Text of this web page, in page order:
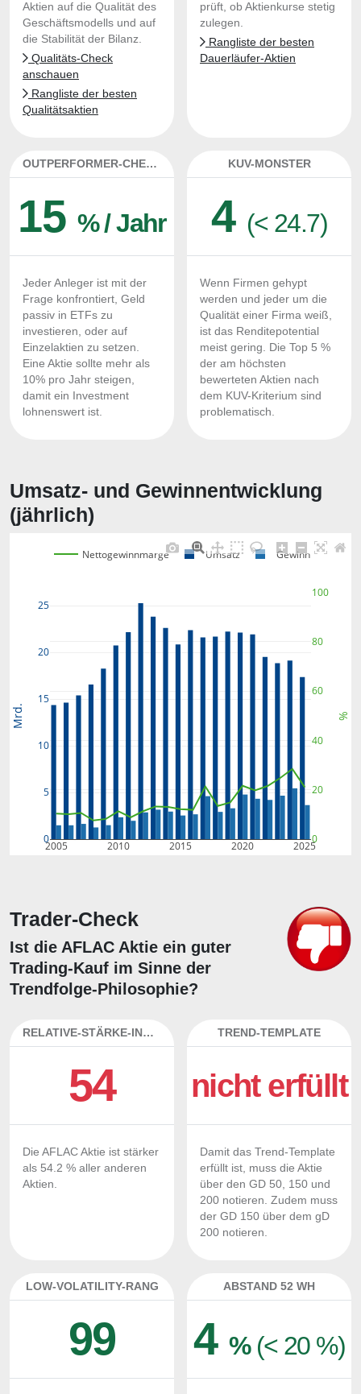
Aktien auf die Qualität des
Geschäftsmodells und auf
die Stabilität der Bilanz.
Qualitäts-Check
anschauen
Rangliste der besten
Qualitätsaktien
prüft, ob Aktienkurse stetig
zulegen.
Rangliste der besten
Dauerläufer-Aktien
OUTPERFORMER-CHECK
15 % / Jahr
Jeder Anleger ist mit der
Frage konfrontiert, Geld
passiv in ETFs zu
investieren, oder auf
Einzelaktien zu setzen.
Eine Aktie sollte mehr als
10% pro Jahr steigen,
damit ein Investment
lohnenswert ist.
KUV-MONSTER
4 (< 24.7)
Wenn Firmen gehypt
werden und jeder um die
Qualität einer Firma weiß,
ist das Renditepotential
meist gering. Die Top 5 %
der am höchsten
bewerteten Aktien nach
dem KUV-Kriterium sind
problematisch.
Umsatz- und Gewinnentwicklung
(jährlich)
2005 2010 2015 2020 2025
0
5
10
15
20
25
0
20
40
60
80
100
Nettogewinnmarge Umsatz Gewinn
Mrd. %
Trader-Check
Ist die AFLAC Aktie ein guter
Trading-Kauf im Sinne der
Trendfolge-Philosophie?
RELATIVE-STÄRKE-INDEX
54
Die AFLAC Aktie ist stärker
als 54.2 % aller anderen
Aktien.
TREND-TEMPLATE
nicht erfüllt
Damit das Trend-Template
erfüllt ist, muss die Aktie
über den GD 50, 150 und
200 notieren. Zudem muss
der GD 150 über dem gD
200 notieren.
LOW-VOLATILITY-RANG
99
ABSTAND 52 WH
4 % (< 20 %)